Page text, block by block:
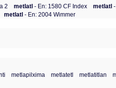
2 metlatl- En: 1580 CF Index metlatl
metlatl- En: 2004 Wimmer
metlapilxima metlatetl metlatitlan